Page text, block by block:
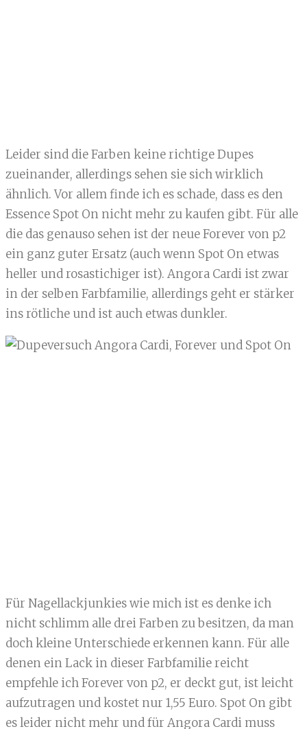
Leider sind die Farben keine richtige Dupes
zueinander, allerdings sehen sie sich wirklich
ähnlich. Vor allem finde ich es schade, dass es den
Essence Spot On nicht mehr zu kaufen gibt. Für alle
die das genauso sehen ist der neue Forever von p2
ein ganz guter Ersatz (auch wenn Spot On etwas
heller und rosastichiger ist). Angora Cardi ist zwar
in der selben Farbfamilie, allerdings geht er stärker
ins rötliche und ist auch etwas dunkler.
Für Nagellackjunkies wie mich ist es denke ich
nicht schlimm alle drei Farben zu besitzen, da man
doch kleine Unterschiede erkennen kann. Für alle
denen ein Lack in dieser Farbfamilie reicht
empfehle ich Forever von p2, er deckt gut, ist leicht
aufzutragen und kostet nur 1,55 Euro. Spot On gibt
es leider nicht mehr und für Angora Cardi muss